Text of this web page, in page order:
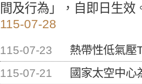
間及行為」，自即日生效
115-07-28
115-07-23
熱帶性低氣壓
115-07-21
國家太空中心為辦理